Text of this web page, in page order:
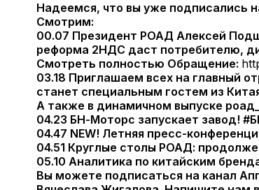
Надеемся, что вы уже подписались
Смотрим:
00.07 Президент РОАД Алексей
реформа 2НДС даст потребителю,
Смотреть полностью Обращение:
03.18 Приглашаем всех на главный
станет специальным гостем из
А также в динамичном выпуске
04.23 БН-Моторс запускает завод!
04.47 NEW! Летняя пресс-
04.51 Круглые столы РОАД:
05.10 Аналитика по китайским
Вы можете подписаться на канал